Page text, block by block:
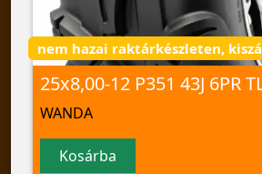
nem hazai raktárkészleten,
25x8,00-12 P351 43J 6PR
WANDA
Kosárba